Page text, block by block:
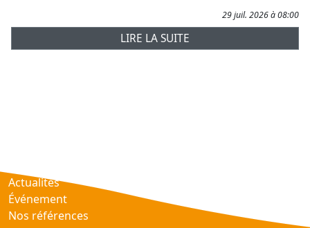
29 juil. 2026 à 08:00
LIRE LA SUITE
Actualités
Événement
Nos références